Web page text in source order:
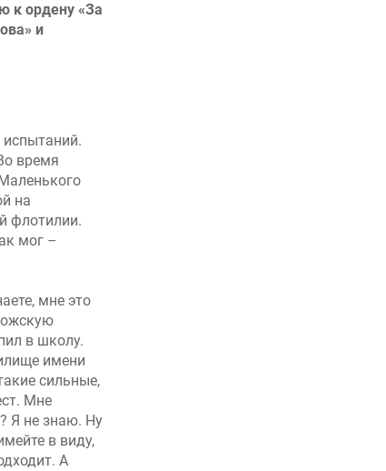
к ордену «За
и
время
на
флотилии.
мог –
мне это
в школу.
имени
сильные,
Мне
Я не знаю. Ну
в виду,
А